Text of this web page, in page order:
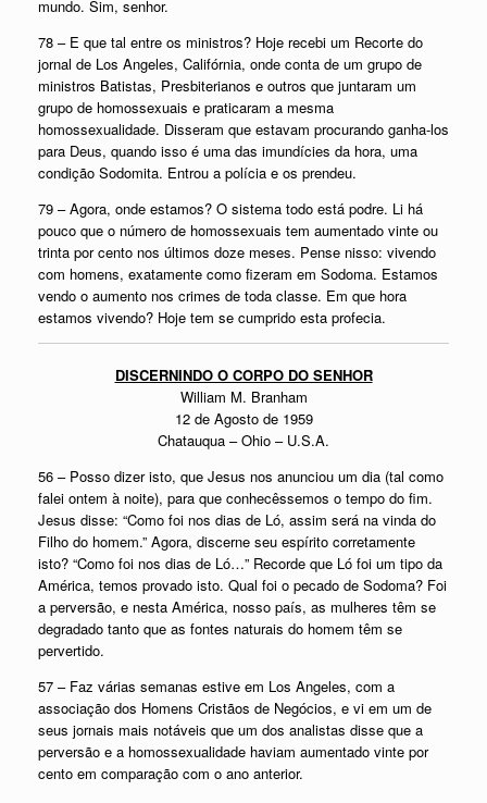
mundo. Sim, senhor.
78 – E que tal entre os ministros? Hoje recebi um Recorte do
jornal de Los Angeles, Califórnia, onde conta de um grupo de
ministros Batistas, Presbiterianos e outros que juntaram um
grupo de homossexuais e praticaram a mesma
homossexualidade. Disseram que estavam procurando ganha-los
para Deus, quando isso é uma das imundícies da hora, uma
condição Sodomita. Entrou a polícia e os prendeu.
79 – Agora, onde estamos? O sistema todo está podre. Li há
pouco que o número de homossexuais tem aumentado vinte ou
trinta por cento nos últimos doze meses. Pense nisso: vivendo
com homens, exatamente como fizeram em Sodoma. Estamos
vendo o aumento nos crimes de toda classe. Em que hora
estamos vivendo? Hoje tem se cumprido esta profecia.
DISCERNINDO O CORPO DO SENHOR
William M. Branham
12 de Agosto de 1959
Chatauqua – Ohio – U.S.A.
56 – Posso dizer isto, que Jesus nos anunciou um dia (tal como
falei ontem à noite), para que conhecêssemos o tempo do fim.
Jesus disse: “Como foi nos dias de Ló, assim será na vinda do
Filho do homem.” Agora, discerne seu espírito corretamente
isto? “Como foi nos dias de Ló…” Recorde que Ló foi um tipo da
América, temos provado isto. Qual foi o pecado de Sodoma? Foi
a perversão, e nesta América, nosso país, as mulheres têm se
degradado tanto que as fontes naturais do homem têm se
pervertido.
57 – Faz várias semanas estive em Los Angeles, com a
associação dos Homens Cristãos de Negócios, e vi em um de
seus jornais mais notáveis que um dos analistas disse que a
perversão e a homossexualidade haviam aumentado vinte por
cento em comparação com o ano anterior.